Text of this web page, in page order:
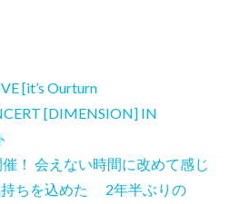
[it’s Ourturn
[DIMENSION] IN
！ 会えない時間に改めて感じ
持ちを込めた 2年半ぶりの